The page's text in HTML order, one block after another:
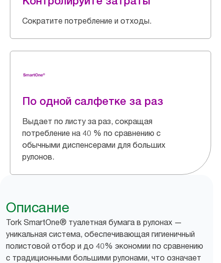
Сократите потребление и отходы.
По одной салфетке за раз
Выдает по листу за раз, сокращая
потребление на 40 % по сравнению с
обычными диспенсерами для больших
рулонов.
Описание
Tork SmartOne® туалетная бумага в рулонах —
уникальная система, обеспечивающая гигиеничный
полистовой отбор и до 40% экономии по сравнению
с традиционными большими рулонами, что означает